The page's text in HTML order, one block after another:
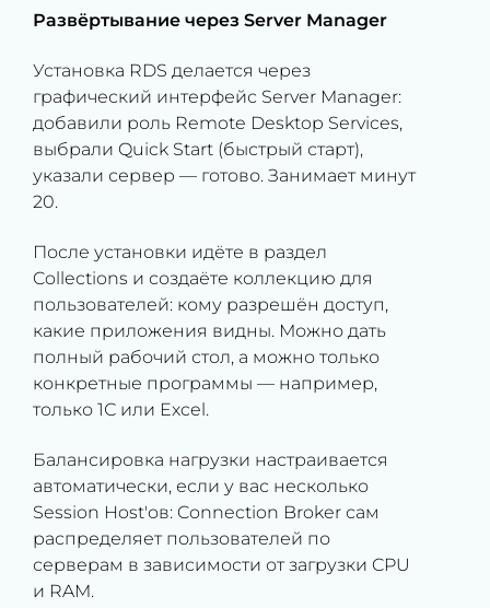
Развёртывание через Server Manager
Установка RDS делается через
графический интерфейс Server Manager:
добавили роль Remote Desktop Services,
выбрали Quick Start (быстрый старт),
указали сервер — готово. Занимает минут
20.
После установки идёте в раздел
Collections и создаёте коллекцию для
пользователей: кому разрешён доступ,
какие приложения видны. Можно дать
полный рабочий стол, а можно только
конкретные программы — например,
только 1С или Excel.
Балансировка нагрузки настраивается
автоматически, если у вас несколько
Session Host'ов: Connection Broker сам
распределяет пользователей по
серверам в зависимости от загрузки CPU
и RAM.